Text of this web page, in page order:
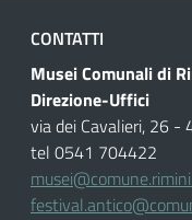
CONTATTI
Musei Comunali di
Direzione-Uffici
via dei Cavalieri, 26 -
tel 0541 704422